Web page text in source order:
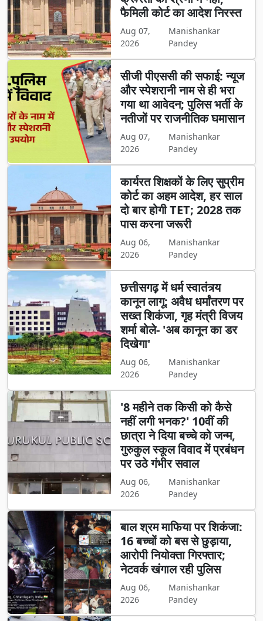
फैमिली कोर्ट का आदेश निरस्त
Aug 07,
2026
Manishankar
Pandey
सीजी पीएससी की सफाई: न्यूज
और स्पेशरानी नाम से ही भरा
गया था आवेदन; पुलिस भर्ती के
नतीजों पर राजनीतिक घमासान
Aug 07,
2026
Manishankar
Pandey
कार्यरत शिक्षकों के लिए सुप्रीम
कोर्ट का अहम आदेश, हर साल
दो बार होगी TET; 2028 तक
पास करना जरूरी
Aug 06,
2026
Manishankar
Pandey
छत्तीसगढ़ में धर्म स्वातंत्र्य
कानून लागू: अवैध धर्मांतरण पर
सख्त शिकंजा, गृह मंत्री विजय
शर्मा बोले- 'अब कानून का डर
दिखेगा'
Aug 06,
2026
Manishankar
Pandey
'8 महीने तक किसी को कैसे
नहीं लगी भनक?' 10वीं की
छात्रा ने दिया बच्चे को जन्म,
गुरुकुल स्कूल विवाद में प्रबंधन
पर उठे गंभीर सवाल
Aug 06,
2026
Manishankar
Pandey
बाल श्रम माफिया पर शिकंजा:
16 बच्चों को बस से छुड़ाया,
आरोपी नियोक्ता गिरफ्तार;
नेटवर्क खंगाल रही पुलिस
Aug 06,
2026
Manishankar
Pandey